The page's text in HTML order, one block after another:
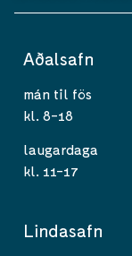
Aðalsafn
mán til fös
kl. 8-18
laugardaga
kl. 11-17
Lindasafn